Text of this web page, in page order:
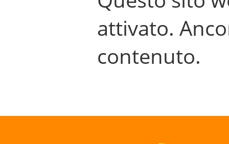
attivato.
contenuto.